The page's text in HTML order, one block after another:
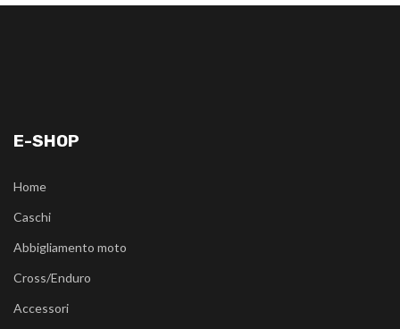
E-SHOP
Home
Caschi
Abbigliamento moto
Cross/Enduro
Accessori